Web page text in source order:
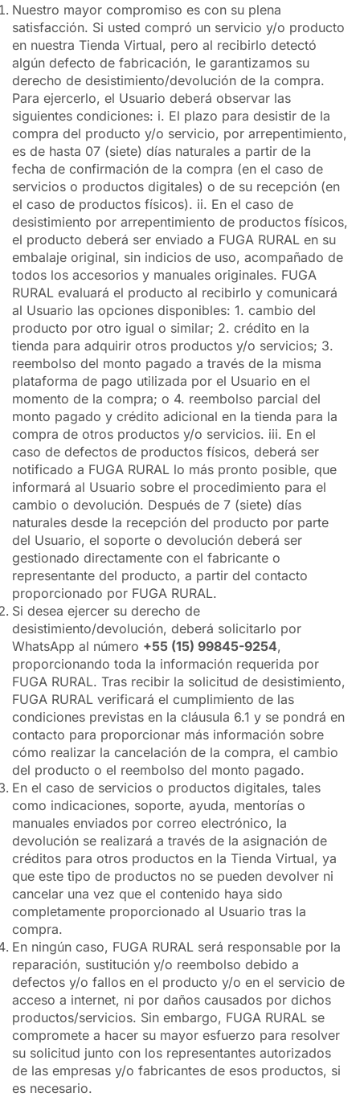
Nuestro mayor compromiso es con su plena
satisfacción. Si usted compró un servicio y/o producto
en nuestra Tienda Virtual, pero al recibirlo detectó
algún defecto de fabricación, le garantizamos su
derecho de desistimiento/devolución de la compra.
Para ejercerlo, el Usuario deberá observar las
siguientes condiciones: i. El plazo para desistir de la
compra del producto y/o servicio, por arrepentimiento,
es de hasta 07 (siete) días naturales a partir de la
fecha de confirmación de la compra (en el caso de
servicios o productos digitales) o de su recepción (en
el caso de productos físicos). ii. En el caso de
desistimiento por arrepentimiento de productos físicos,
el producto deberá ser enviado a FUGA RURAL en su
embalaje original, sin indicios de uso, acompañado de
todos los accesorios y manuales originales. FUGA
RURAL evaluará el producto al recibirlo y comunicará
al Usuario las opciones disponibles: 1. cambio del
producto por otro igual o similar; 2. crédito en la
tienda para adquirir otros productos y/o servicios; 3.
reembolso del monto pagado a través de la misma
plataforma de pago utilizada por el Usuario en el
momento de la compra; o 4. reembolso parcial del
monto pagado y crédito adicional en la tienda para la
compra de otros productos y/o servicios. iii. En el
caso de defectos de productos físicos, deberá ser
notificado a FUGA RURAL lo más pronto posible, que
informará al Usuario sobre el procedimiento para el
cambio o devolución. Después de 7 (siete) días
naturales desde la recepción del producto por parte
del Usuario, el soporte o devolución deberá ser
gestionado directamente con el fabricante o
representante del producto, a partir del contacto
proporcionado por FUGA RURAL.
Si desea ejercer su derecho de
desistimiento/devolución, deberá solicitarlo por
WhatsApp al número +55 (15) 99845-9254,
proporcionando toda la información requerida por
FUGA RURAL. Tras recibir la solicitud de desistimiento,
FUGA RURAL verificará el cumplimiento de las
condiciones previstas en la cláusula 6.1 y se pondrá en
contacto para proporcionar más información sobre
cómo realizar la cancelación de la compra, el cambio
del producto o el reembolso del monto pagado.
En el caso de servicios o productos digitales, tales
como indicaciones, soporte, ayuda, mentorías o
manuales enviados por correo electrónico, la
devolución se realizará a través de la asignación de
créditos para otros productos en la Tienda Virtual, ya
que este tipo de productos no se pueden devolver ni
cancelar una vez que el contenido haya sido
completamente proporcionado al Usuario tras la
compra.
En ningún caso, FUGA RURAL será responsable por la
reparación, sustitución y/o reembolso debido a
defectos y/o fallos en el producto y/o en el servicio de
acceso a internet, ni por daños causados por dichos
productos/servicios. Sin embargo, FUGA RURAL se
compromete a hacer su mayor esfuerzo para resolver
su solicitud junto con los representantes autorizados
de las empresas y/o fabricantes de esos productos, si
es necesario.